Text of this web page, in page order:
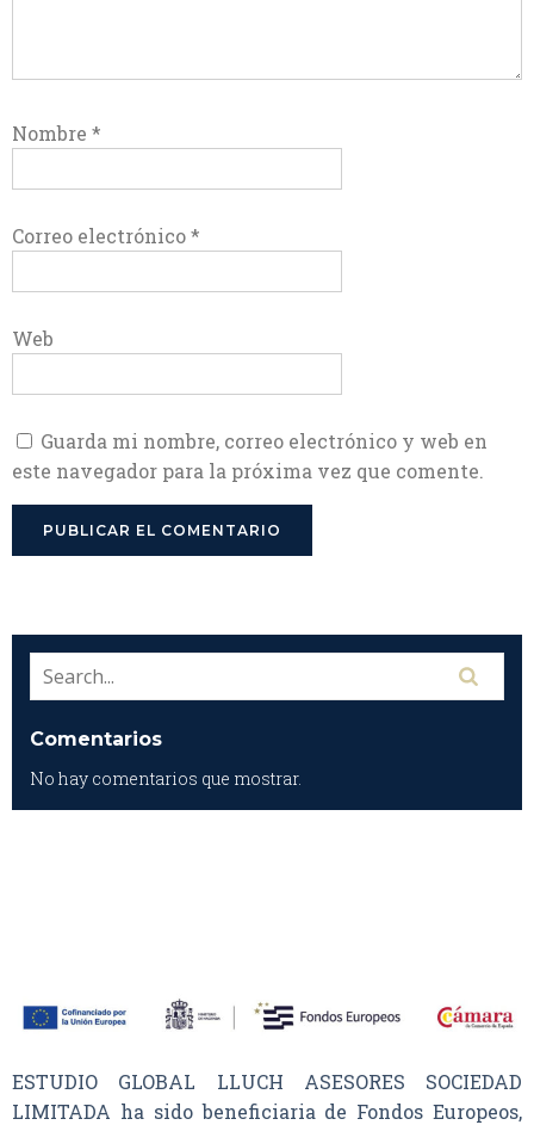
Nombre *
Correo electrónico*
Web
Guarda mi nombre, correo electrónico y web en
este navegador para la próxima vez que comente.
Comentarios
No hay comentarios que mostrar.
ESTUDIO GLOBAL LLUCH ASESORES SOCIEDAD
LIMITADA ha sido beneficiaria de Fondos Europeos,